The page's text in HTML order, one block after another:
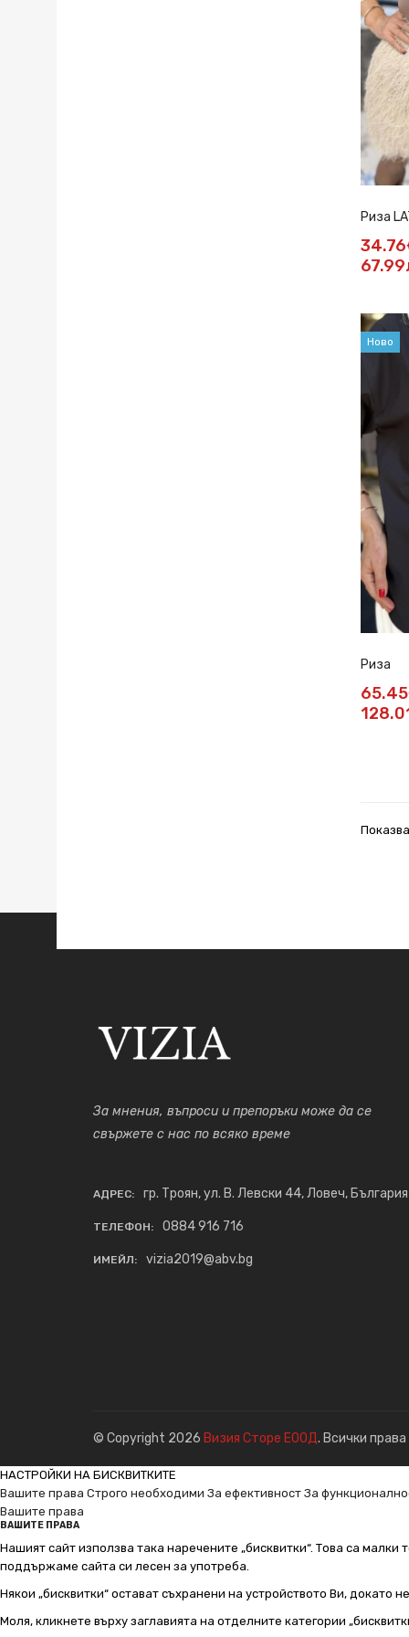
Риза
Ново
Риза
За мнения, въпроси и препоръки може да се
свържете с нас по всяко време
АДРЕС: гр. Троян, ул. В. Левски 44, Ловеч, България
ТЕЛЕФОН: 0884 916 716
ИМЕЙЛ: vizia2019@abv.bg
© Copyright 2026 Визия Сторе ЕООД. Всички
НАСТРОЙКИ НА БИСКВИТКИТЕ
Вашите права Строго необходими За ефективност За
Вашите права
ВАШИТЕ ПРАВА
Нашият сайт използва така наречените „бисквитки“. Това са
поддържаме сайта си лесен за употреба.
Някои „бисквитки“ остават съхранени на устройството Ви,
Моля, кликнете върху заглавията на отделните категории